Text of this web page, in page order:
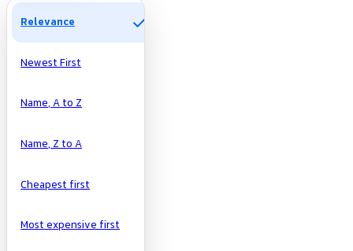
Manufacturers
Relevance check
Newest First
Name, A to Z
Name, Z to A
Cheapest first
Most expensive first